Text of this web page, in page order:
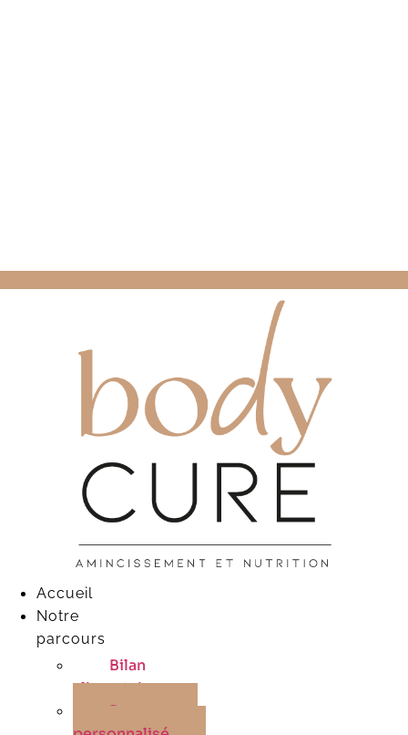
Accueil
Notre
parcours
Bilan
alimentaire
Programme